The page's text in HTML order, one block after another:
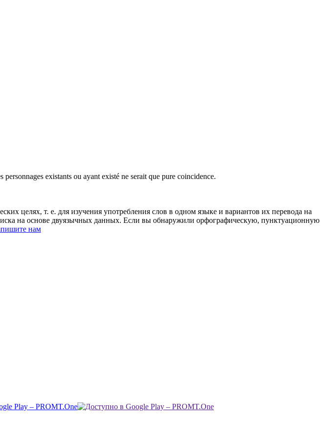
personnages existants ou ayant existé ne serait que pure coincidence.
целях, т. е. для изучения употребления слов в одном языке и вариантов их перевода на
на основе двуязычных данных. Если вы обнаружили орфографическую, пунктуационную
нам